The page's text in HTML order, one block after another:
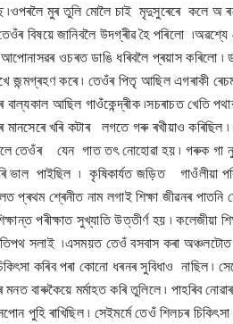
৷ওপৰলৈ মুৰ তুলি মোলৈ চাই মৃদুসুৰেৰে কলে
জানিবলৈ উদগ্ৰীৱ হৈ পৰিলো ৷অৱশ্যে
ওচৰত ডাঙি ধৰিবলৈ প্ৰয়াস কৰিলো ৷
কৰে ৷ তেওঁৰ পিতৃ আছিল এগৰাকী ৰেচম
আছিল গাওঁকেন্দ্ৰীক ৷সচৰাচত খেতি
খৰি কটাৰ লগতে গৰু ৰখীয়াও কৰিছিল
তেওঁৰ যেন গাত তৎ নোহোৱা হয় ৷ গৰুক গা
ভাল পাইছিল ৷ কৃষিকাৰ্যত জড়িত গাওঁলীয়া
শ্ৰেনীত নাম লগাই শিক্ষা জীৱনৰ পাতনি
পৰীক্ষাত সুখ্যাতি উত্তীৰ্ণ হয় ৷ কলেজীয়া
সলাই ৷এসময়ত তেওঁ বসবাস কৰা অঞ্চলটোত
কৰিব পৰা কোনো ধৰনৰ সুবিধাও নাছিল
বাৰুকৈয়ে মৰ্মাহত কৰি তুলিলে ৷ পাহৰিব
পুহি ৰাখিছিল ৷ সেইমৰ্মে তেওঁ শিলচৰ